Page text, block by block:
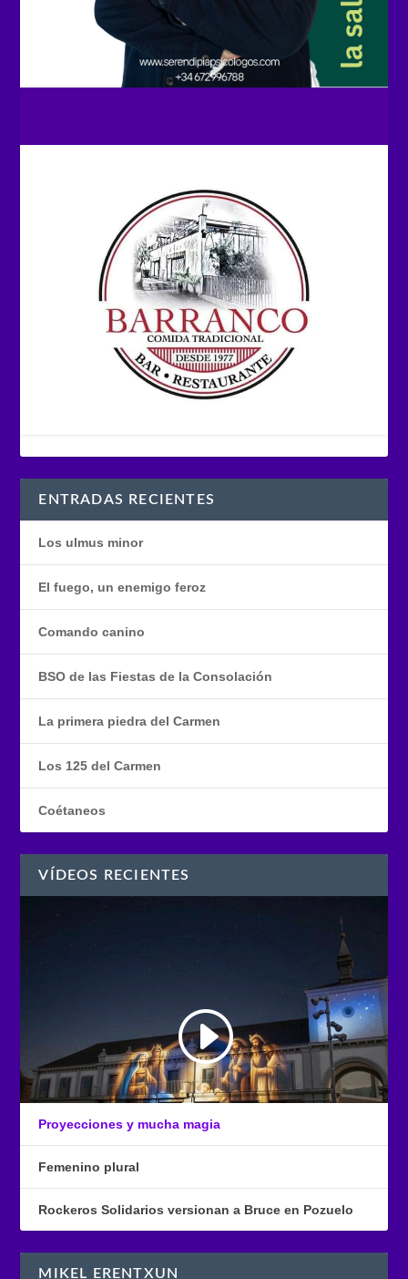
ENTRADAS RECIENTES
Los ulmus minor
El fuego, un enemigo feroz
Comando canino
BSO de las Fiestas de la Consolación
La primera piedra del Carmen
Los 125 del Carmen
Coétaneos
VÍDEOS RECIENTES
Proyecciones y mucha magia
Femenino plural
Rockeros Solidarios versionan a Bruce en Pozuelo
MIKEL ERENTXUN